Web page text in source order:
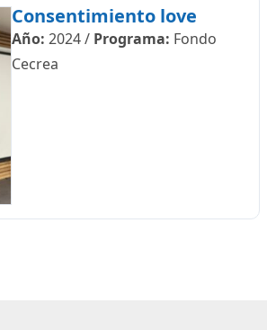
Consentimiento love
Año: 2024/ Programa: Fondo
Cecrea